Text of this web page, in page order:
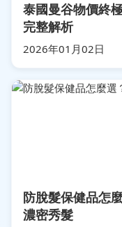
泰國曼谷物價終
完整解析
2026年01月02日
防脫髮保健品怎
濃密秀髮